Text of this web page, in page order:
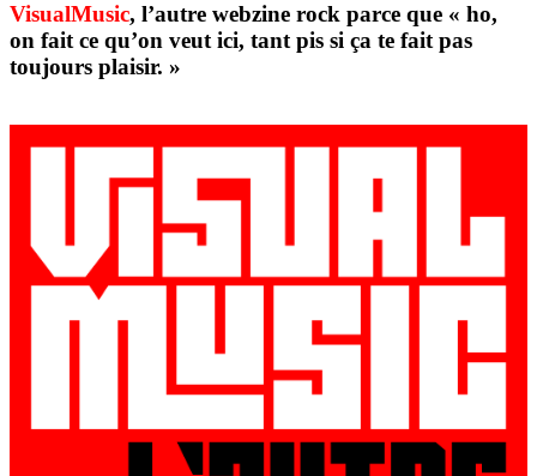
VisualMusic, l’autre webzine rock parce que « ho,
on fait ce qu’on veut ici, tant pis si ça te fait pas
toujours plaisir. »